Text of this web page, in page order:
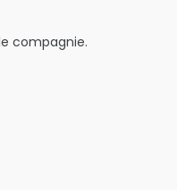
compagnie.